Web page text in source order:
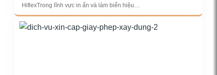
HiflexTrong lĩnh vực in ấn và làm biển hiệu…